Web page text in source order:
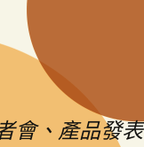
會、產品發表